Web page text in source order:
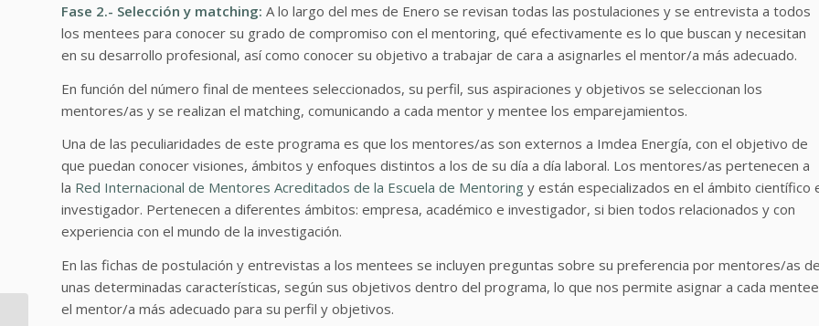
Fase 2.- Selección y matching: A lo largo del mes de Enero se revisan todas las postulaciones y se entrevista a todos
los mentees para conocer su grado de compromiso con el mentoring, qué efectivamente es lo que buscan y necesitan
en su desarrollo profesional, así como conocer su objetivo a trabajar de cara a asignarles el mentor/a más adecuado.
En función del número final de mentees seleccionados, su perfil, sus aspiraciones y objetivos se seleccionan los
mentores/as y se realizan el matching, comunicando a cada mentor y mentee los emparejamientos.
Una de las peculiaridades de este programa es que los mentores/as son externos a Imdea Energía, con el objetivo de
que puedan conocer visiones, ámbitos y enfoques distintos a los de su día a día laboral. Los mentores/as pertenecen a
la Red Internacional de Mentores Acreditados de la Escuela de Mentoring y están especializados en el ámbito científico
investigador. Pertenecen a diferentes ámbitos: empresa, académico e investigador, si bien todos relacionados y con
experiencia con el mundo de la investigación.
En las fichas de postulación y entrevistas a los mentees se incluyen preguntas sobre su preferencia por mentores/as
unas determinadas características, según sus objetivos dentro del programa, lo que nos permite asignar a cada mentee
el mentor/a más adecuado para su perfil y objetivos.
Acuerdo de